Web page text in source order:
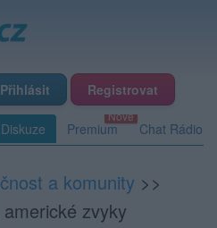
Přihlásit Registrovat
Diskuze Premium Chat Rádio
a komunity >>
zvyky